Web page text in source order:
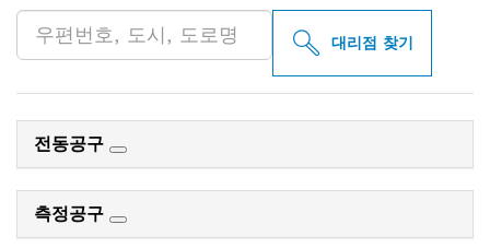
대리점 찾기
전동공구
측정공구